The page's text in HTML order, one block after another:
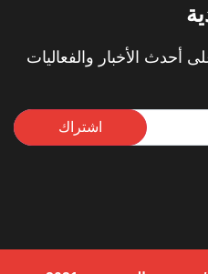
أحدث الأخبار والفعاليات
اشتراك